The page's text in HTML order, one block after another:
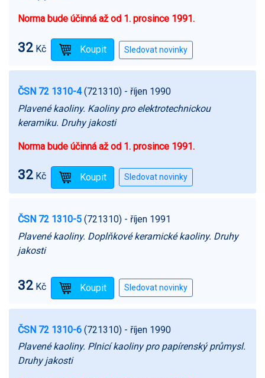
Norma bude účinná až od 1. prosince 1991.
32 Kč
ČSN 72 1310-4(721310) - říjen 1990
Plavené kaoliny. Kaoliny pro elektrotechnickou
keramiku. Druhy jakosti
Norma bude účinná až od 1. prosince 1991.
32 Kč
ČSN 72 1310-5 (721310) - říjen 1991
Plavené kaoliny. Doplňkové keramické kaoliny. Druhy
jakosti
32 Kč
ČSN 72 1310-6 (721310) - říjen 1990
Plavené kaoliny. Plnicí kaoliny pro papírenský průmysl.
Druhy jakosti